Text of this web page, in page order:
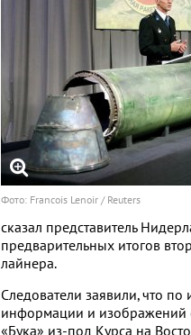
Фото: Francois Lenoir / Reuters
сказал представитель
предварительных итогов
лайнера.
Следователи заявили, что по
информации и изображений
«Бука» из-под Курса на